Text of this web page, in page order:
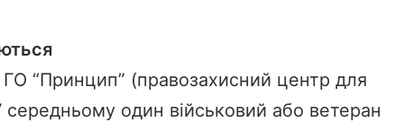
ГО “Принцип” (правозахисний центр для
середньому один військовий або ветеран